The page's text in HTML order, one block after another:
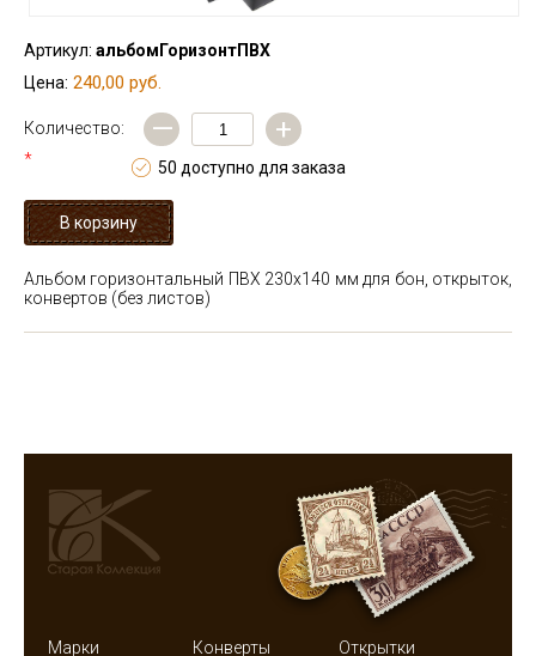
Артикул: альбомГоризонтПВХ
Цена: 240,00 руб.
Количество:
*
— +
50 доступно для заказа
Альбом горизонтальный ПВХ 230х140 мм для бон, открыток,
конвертов (без листов)
Марки Конверты Открытки